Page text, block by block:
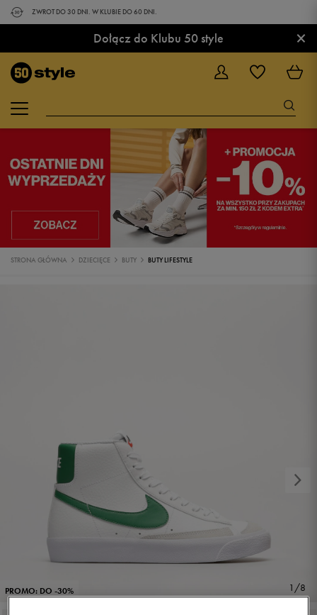
ZWROT DO 30 DNI. W KLUBIE DO 60 DNI.
Dołącz do Klubu 50 style ×
STRONA GŁÓWNA DZIECIĘCE BUTY BUTY LIFESTYLE
PROMO: DO -30% 1/8